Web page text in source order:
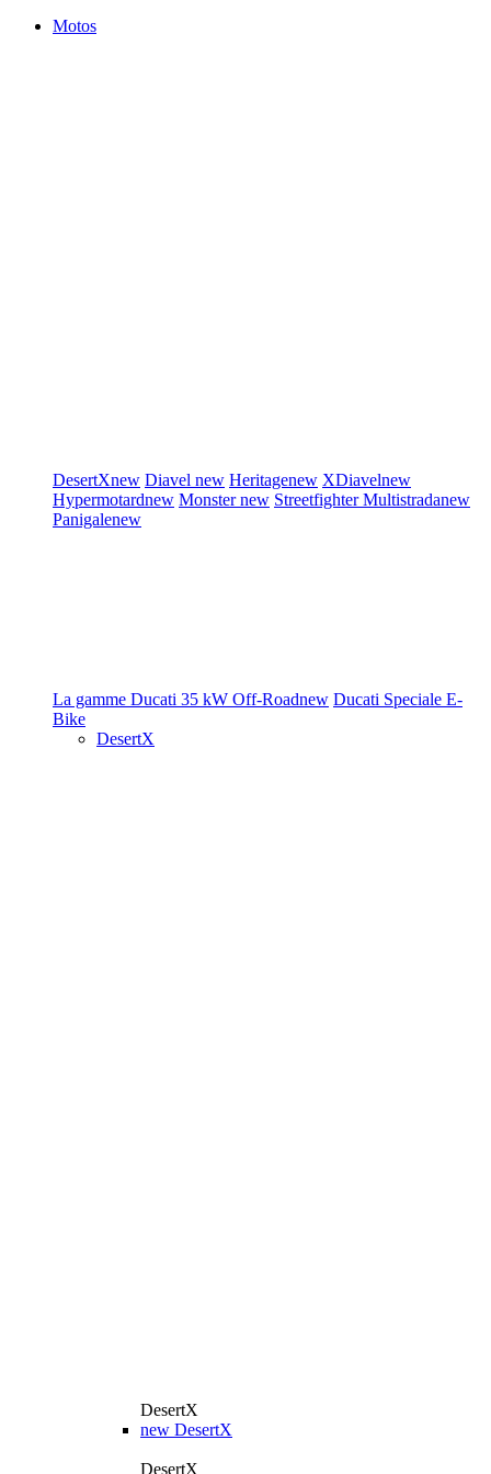
Motos
DesertXnew Diavel new Heritagenew XDiavelnew
Hypermotardnew Monsternew StreetfighterMultistradanew
Panigalenew
La gamme Ducati 35 kW Off-Roadnew Ducati Speciale E-
Bike
DesertX
DesertX
new DesertX
DesertX